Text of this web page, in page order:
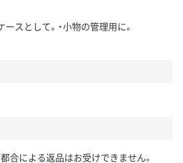
スとして。・小物の管理用に。
合による返品はお受けできません。